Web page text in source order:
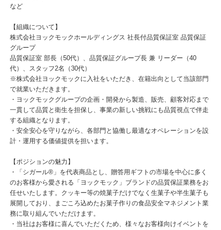
など
【組織について】
株式会社ヨックモックホールディングス 社長付品質保証室 品質保証
グループ
品質保証室 部長（50代）、品質保証グループ長 兼 リーダー（40
代）、スタッフ2名（30代）
※株式会社ヨックモックに入社をいただき、在籍出向として当該部門
で就業いただきます。
・ヨックモックグループの企画・開発から製造、販売、顧客対応まで
一貫して品質と衛生を担保し、事業の新しい挑戦にも品質視点で伴走
する組織となります。
・安全安心を守りながら、各部門と協働し最適なオペレーションを設
計・運用する価値提供を担います。
【ポジションの魅力】
・「シガール®」を代表商品とし、贈答用ギフトの市場を中心に多く
のお客様から愛される「ヨックモック」ブランドの品質保証業務をお
任せいたします。クッキー等の焼菓子だけでなく生菓子や半生菓子も
展開しており、まごころ込めたお菓子作りの食品安全マネジメント業
務に取り組んでいただけます。
・当社はお客様に喜んでいただくため、様々なお客様向けイベントを